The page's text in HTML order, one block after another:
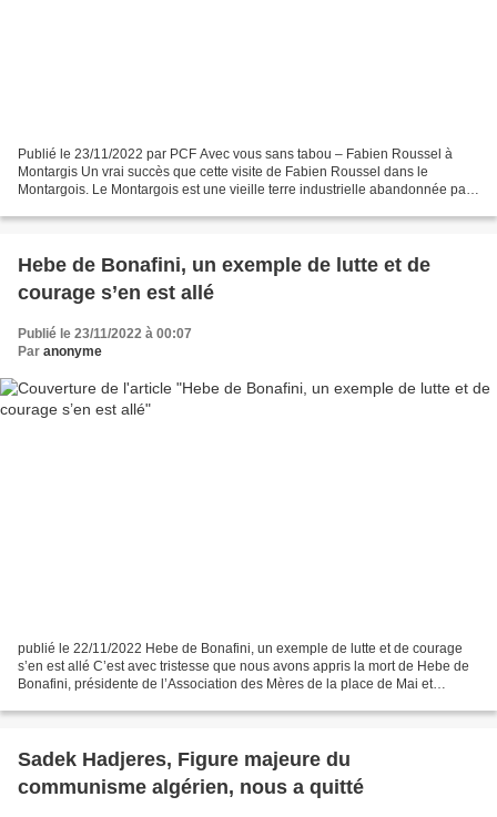
Publié le 23/11/2022 par PCF Avec vous sans tabou – Fabien Roussel à
Montargis Un vrai succès que cette visite de Fabien Roussel dans le
Montargois. Le Montargois est une vieille terre industrielle abandonnée par
Hebe de Bonafini, un exemple de lutte et de
courage s’en est allé
Publié le 23/11/2022 à 00:07
Par anonyme
publié le 22/11/2022 Hebe de Bonafini, un exemple de lutte et de courage
s’en est allé C’est avec tristesse que nous avons appris la mort de Hebe de
Bonafini, présidente de l’Association des Mères de la place de Mai et
Sadek Hadjeres, Figure majeure du
communisme algérien, nous a quitté